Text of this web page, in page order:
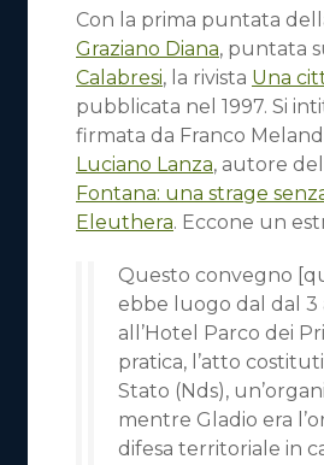
Con la prima puntata
Graziano Diana, puntata
Calabresi, la rivista Una
pubblicata nel 1997. Si
firmata da Franco
Luciano Lanza, autore
Fontana: una strage
Eleuthera. Eccone un
Questo convegno
ebbe luogo dal dal 3
all’Hotel Parco dei
pratica, l’atto
Stato (Nds),
mentre Gladio era
difesa territoriale in